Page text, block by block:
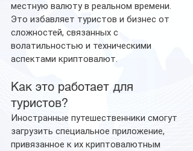
местную валюту в реальном времени.
Это избавляет туристов и бизнес от
сложностей, связанных с
волатильностью и техническими
аспектами криптовалют.
Как это работает для
туристов?
Иностранные путешественники смогут
загрузить специальное приложение,
привязанное к их криптовалютным